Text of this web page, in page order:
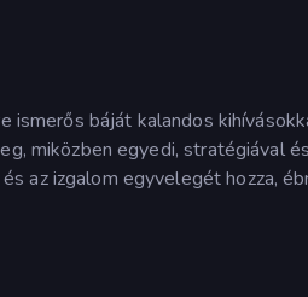
ismerős báját kalandos
miközben egyedi, stratégiával
az izgalom egyvelegét hozza,